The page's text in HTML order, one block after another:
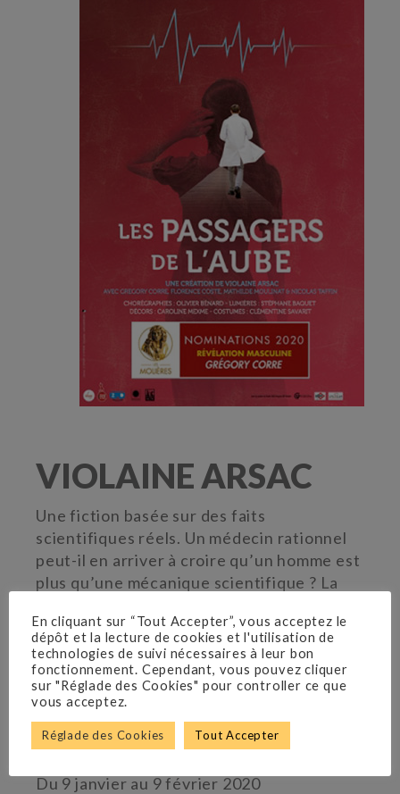
VIOLAINE ARSAC
Une fiction basée sur des faits
scientifiques réels. Un médecin rationnel
peut-il en arriver à croire qu’un homme est
plus qu’une mécanique scientifique ? La
Au-delà du théâtre, un questionnement
intime et universel, sur notre condition
humaine. Une histoire d’amour hors du
commun, lumineuse et insensée.
THÉÂTRE 13/JARDIN
Du 9 janvier au 9 février 2020
En cliquant sur “Tout Accepter”, vous acceptez le
dépôt et la lecture de cookies et l'utilisation de
technologies de suivi nécessaires à leur bon
fonctionnement. Cependant, vous pouvez cliquer
sur "Réglade des Cookies" pour controller ce que
vous acceptez.
Réglade des Cookies Tout Accepter